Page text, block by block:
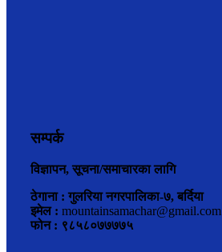
सम्पर्क
विज्ञापन, सूचना/समाचारका लागि
ठेगाना : गुलरिया नगरपालिका-७, बर्दिया
इमेल : mountainsamachar@gmail.com
फोन : ९८५८०७७७७५